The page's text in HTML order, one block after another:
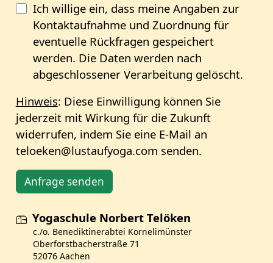
Yogaschule Norbert Telöken
c./o. Benediktinerabtei Kornelimünster
Oberforstbacherstraße 71
52076 Aachen
Ich willige ein, dass meine Angaben zur
Kontaktaufnahme und Zuordnung für
eventuelle Rückfragen gespeichert
werden. Die Daten werden nach
abgeschlossener Verarbeitung gelöscht.
Hinweis: Diese Einwilligung können Sie
jederzeit mit Wirkung für die Zukunft
widerrufen, indem Sie eine E-Mail an
teloeken@lustaufyoga.com senden.
Anfrage senden